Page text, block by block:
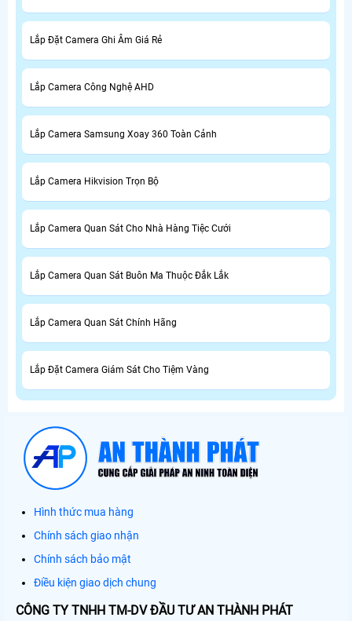
Lắp Đặt Camera Ghi Âm Giá Rẻ
Lắp Camera Công Nghệ AHD
Lắp Camera Samsung Xoay 360 Toàn Cảnh
Lắp Camera Hikvision Trọn Bộ
Lắp Camera Quan Sát Cho Nhà Hàng Tiệc Cưới
Lắp Camera Quan Sát Buôn Ma Thuộc Đắk Lắk
Lắp Camera Quan Sát Chính Hãng
Lắp Đặt Camera Giám Sát Cho Tiệm Vàng
Hình thức mua hàng
Chính sách giao nhận
Chính sách bảo mật
Điều kiện giao dịch chung
CÔNG TY TNHH TM-DV ĐẦU TƯ AN THÀNH PHÁT